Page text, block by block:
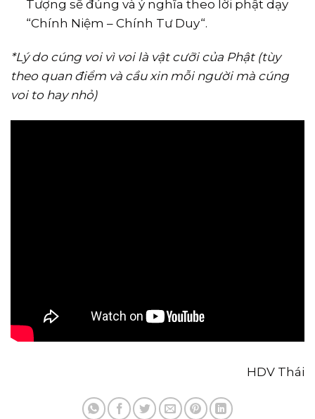
Tượng sẽ đúng và ý nghĩa theo lời phật dạy
“Chính Niệm – Chính Tư Duy“.
*Lý do cúng voi vì voi là vật cưỡi của Phật (tùy
theo quan điểm và cầu xin mỗi người mà cúng
voi to hay nhỏ)
HDV Thái